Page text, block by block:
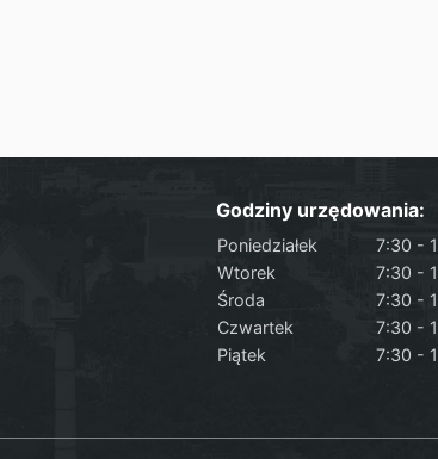
Godziny urzędowania:
Poniedziałek
7:30 -
Wtorek
7:30 -
Środa
7:30 -
Czwartek
7:30 -
Piątek
7:30 -